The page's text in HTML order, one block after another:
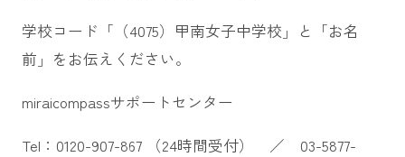
学校コード「（4075）甲南女子中学校」と「お名
前」をお伝えください。
miraicompassサポートセンター
Tel：0120-907-867 （24時間受付） ／ 03-5877-